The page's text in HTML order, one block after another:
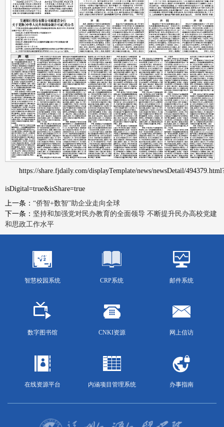
https://share.fjdaily.com/displayTemplate/news/newsDetail/
isDigital=true&isShare=true
上一条： “侨智+数智”助企业走向全球
下一条： 坚持和加强党对民办教育的全面领导 不断提升民办高校党建
和思政工作水平
智慧校园系统 CRP系统 邮件系统
数字图书馆 CNKI资源 网上信访
在线资源平台 内涵项目管理系统 办事指南